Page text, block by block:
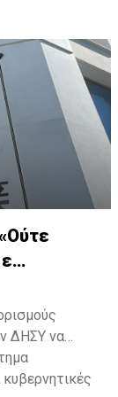
ΔΗΣΥ να